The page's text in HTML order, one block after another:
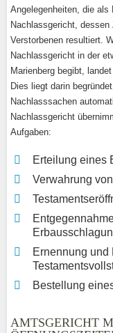
Angelegenheiten, die als
Nachlassgericht,
Verstorbenen resultiert.
Nachlassgericht in der
Marienberg begibt,
Dies liegt darin
Nachlasssachen
Nachlassgericht
Aufgaben:
Erteilung eines
Verwahrung
Ernennung und
Bestellung
AMTSGERICHT